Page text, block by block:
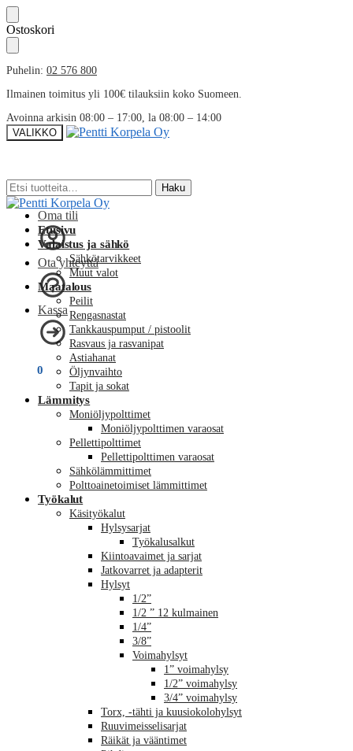
Skip
to
navigation
Skip
to
content
Ostoskori
Puhelin: 02 576 800
Ilmainen toimitus yli 100€ tilauksiin koko Suomeen.
Avoinna arkisin 08:00 – 17:00, la 08:00 – 14:00
VALIKKO
Etsi: Haku
Oma tili
Ota yhteyttä
Kassa
0
Etsi: Haku
Etusivu
Valaistus ja sähkö
Sähkötarvikkeet
Muut valot
Maatalous
Peilit
Rengasnastat
Tankkauspumput / pistoolit
Rasvaus ja rasvanipat
Astiahanat
Öljynvaihto
Tapit ja sokat
Lämmitys
Moniöljypolttimet
Moniöljypolttimen varaosat
Pellettipolttimet
Pellettipolttimen varaosat
Sähkölämmittimet
Polttoainetoimiset lämmittimet
Työkalut
Käsityökalut
Hylsysarjat
Työkalusalkut
Kiintoavaimet ja sarjat
Jatkovarret ja adapterit
Hylsyt
1/2”
1/2 ” 12 kulmainen
1/4”
3/8”
Voimahylsyt
1” voimahylsy
1/2” voimahylsy
3/4” voimahylsy
Torx, -tähti ja kuusiokolohylsyt
Ruuvimeisselisarjat
Räikät ja vääntimet